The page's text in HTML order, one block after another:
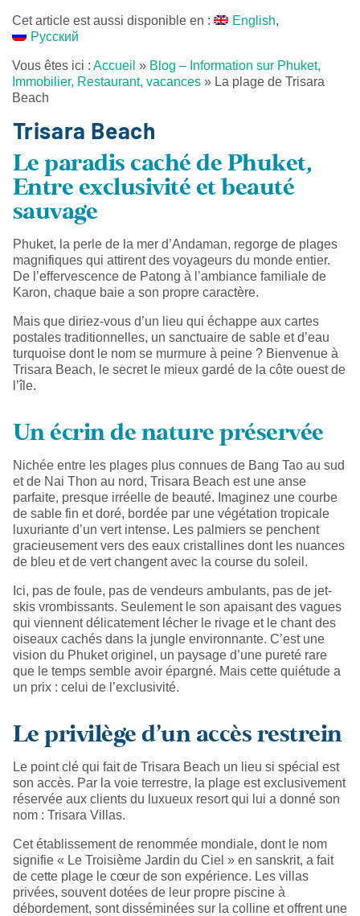
Cet article est aussi disponible en :
English
Русский
Vous êtes ici : Accueil » Blog – Information sur Phuket,
Immobilier, Restaurant, vacances » La plage de Trisara
Beach
Trisara Beach
Le paradis caché de Phuket,
Entre exclusivité et beauté
sauvage
Phuket, la perle de la mer d’Andaman, regorge de plages
magnifiques qui attirent des voyageurs du monde entier.
De l’effervescence de Patong à l’ambiance familiale de
Karon, chaque baie a son propre caractère.
Mais que diriez-vous d’un lieu qui échappe aux cartes
postales traditionnelles, un sanctuaire de sable et d’eau
turquoise dont le nom se murmure à peine ? Bienvenue à
Trisara Beach, le secret le mieux gardé de la côte ouest de
l’île.
Un écrin de nature préservée
Nichée entre les plages plus connues de Bang Tao au sud
et de Nai Thon au nord, Trisara Beach est une anse
parfaite, presque irréelle de beauté. Imaginez une courbe
de sable fin et doré, bordée par une végétation tropicale
luxuriante d’un vert intense. Les palmiers se penchent
gracieusement vers des eaux cristallines dont les nuances
de bleu et de vert changent avec la course du soleil.
Ici, pas de foule, pas de vendeurs ambulants, pas de jet-
skis vrombissants. Seulement le son apaisant des vagues
qui viennent délicatement lécher le rivage et le chant des
oiseaux cachés dans la jungle environnante. C’est une
vision du Phuket originel, un paysage d’une pureté rare
que le temps semble avoir épargné. Mais cette quiétude a
un prix : celui de l’exclusivité.
Le privilège d'un accès restrein
Le point clé qui fait de Trisara Beach un lieu si spécial est
son accès. Par la voie terrestre, la plage est exclusivement
réservée aux clients du luxueux resort qui lui a donné son
nom : Trisara Villas.
Cet établissement de renommée mondiale, dont le nom
signifie « Le Troisième Jardin du Ciel » en sanskrit, a fait
de cette plage le cœur de son expérience. Les villas
privées, souvent dotées de leur propre piscine à
débordement, sont disséminées sur la colline et offrent une